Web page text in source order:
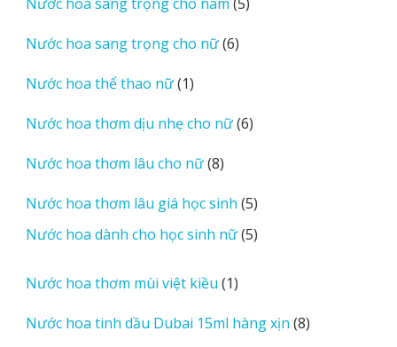
phẩm
Nước hoa sang trọng cho nữ 66
Nước hoa thể thao nữ 11
phẩm
Nước hoa thơm dịu nhẹ cho nữ 66
Nước hoa thơm lâu cho nữ 88
phẩm
Nước hoa thơm lâu giá học sinh 55
sản
phẩm
Nước hoa dành cho học sinh nữ 55
Nước hoa thơm mùi việt kiều 11
phẩm
Nước hoa tinh dầu Dubai 15ml hàng xịn 88